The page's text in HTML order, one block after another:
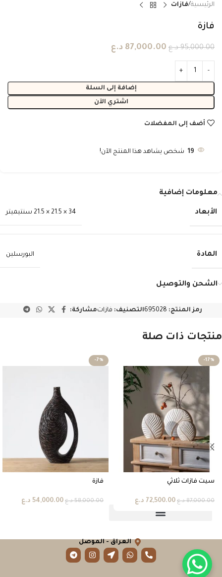
الرئيسية فازات
فازة
95,000.00 د.ع 87,000.00 د.ع
إضافة إلى السلة
اشتري الآن
أضف إلى المفضلات
19 شخص يشاهد هذا المنتج الآن!
معلومات إضافية
الأبعاد 34 × 21.5 × 21.5 سنتيميتر
المادة البورسلين
الشحن والتوصيل
رمز المنتج: 695028التصنيف: فازاتمشاركة:
منتجات ذات صلة
-17%
سيت فازات ثلاثي
87,000.00 د.ع 72,500.00 د.ع
-7%
فازة
58,000.00 د.ع 54,000.00 د.ع
العراق - الموصل